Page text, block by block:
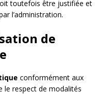
toutefois être justifiée et
l’administration.
de
conformément aux
le respect de modalités